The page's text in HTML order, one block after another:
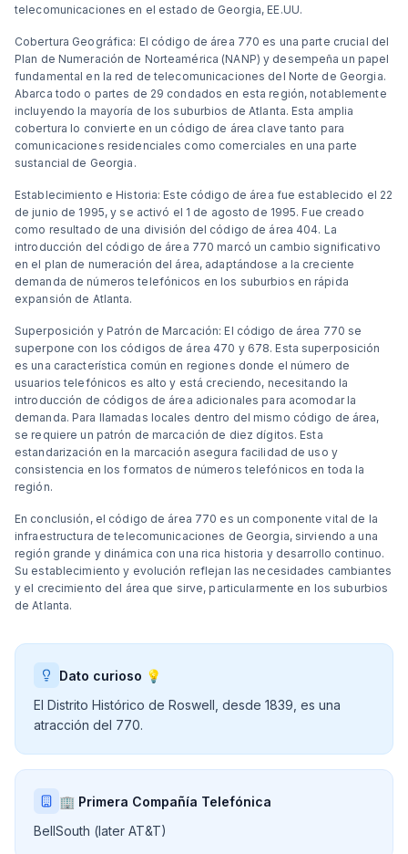
telecomunicaciones en el estado de Georgia, EE.UU.
Cobertura Geográfica: El código de área 770 es una parte crucial del
Plan de Numeración de Norteamérica (NANP) y desempeña un papel
fundamental en la red de telecomunicaciones del Norte de Georgia.
Abarca todo o partes de 29 condados en esta región, notablemente
incluyendo la mayoría de los suburbios de Atlanta. Esta amplia
cobertura lo convierte en un código de área clave tanto para
comunicaciones residenciales como comerciales en una parte
sustancial de Georgia.
Establecimiento e Historia: Este código de área fue establecido el 22
de junio de 1995, y se activó el 1 de agosto de 1995. Fue creado
como resultado de una división del código de área 404. La
introducción del código de área 770 marcó un cambio significativo
en el plan de numeración del área, adaptándose a la creciente
demanda de números telefónicos en los suburbios en rápida
expansión de Atlanta.
Superposición y Patrón de Marcación: El código de área 770 se
superpone con los códigos de área 470 y 678. Esta superposición
es una característica común en regiones donde el número de
usuarios telefónicos es alto y está creciendo, necesitando la
introducción de códigos de área adicionales para acomodar la
demanda. Para llamadas locales dentro del mismo código de área,
se requiere un patrón de marcación de diez dígitos. Esta
estandarización en la marcación asegura facilidad de uso y
consistencia en los formatos de números telefónicos en toda la
región.
En conclusión, el código de área 770 es un componente vital de la
infraestructura de telecomunicaciones de Georgia, sirviendo a una
región grande y dinámica con una rica historia y desarrollo continuo.
Su establecimiento y evolución reflejan las necesidades cambiantes
y el crecimiento del área que sirve, particularmente en los suburbios
de Atlanta.
Dato curioso 💡
El Distrito Histórico de Roswell, desde 1839, es una
atracción del 770.
🏢 Primera Compañía Telefónica
BellSouth (later AT&T)